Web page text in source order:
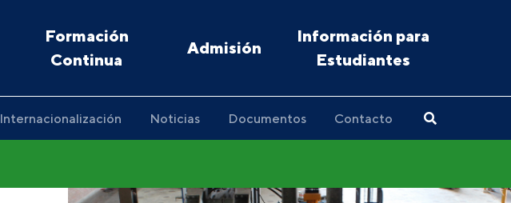
Formación
Continua
Admisión
Información para
Estudiantes
Internacionalización Noticias Documentos Contacto